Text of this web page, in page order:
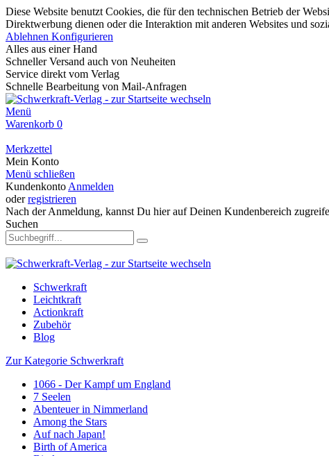
Diese Website benutzt Cookies, die für den technischen Betrieb der
Direktwerbung dienen oder die Interaktion mit anderen Websites und
Ablehnen Konfigurieren
Alles aus einer Hand
Schneller Versand auch von Neuheiten
Service direkt vom Verlag
Schnelle Bearbeitung von Mail-Anfragen
Menü
Warenkorb 0
Merkzettel
Mein Konto
Menü schließen
Kundenkonto Anmelden
oderregistrieren
Nach der Anmeldung, kannst Du hier auf Deinen Kundenbereich
Suchen
Schwerkraft
Leichtkraft
Actionkraft
Zubehör
Blog
Zur Kategorie Schwerkraft
1066 - Der Kampf um England
7 Seelen
Abenteuer in Nimmerland
Among the Stars
Auf nach Japan!
Birth of America